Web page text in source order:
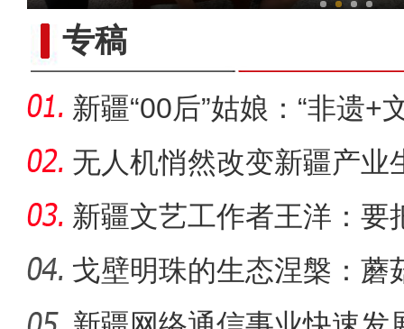
专稿
新疆“00后”姑娘：“非遗+
无人机悄然改变新疆产业
新疆文艺工作者王洋：要
多人听
戈壁明珠的生态涅槃：蘑